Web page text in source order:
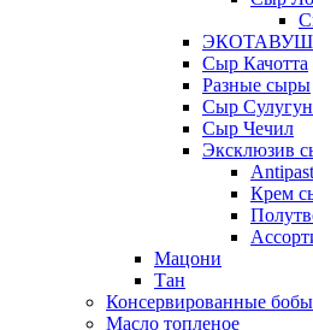
ЭКОТАВУШ
Сыр Качотта
Разные сыры
Сыр
Сыр Чечил
Эксклюзив
Крем
Мацони
Тан
Консервированные бобы
Масло топленое